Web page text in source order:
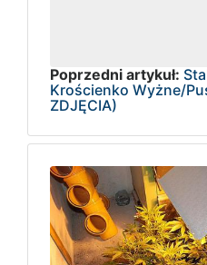
Poprzedni artykuł:
Krościenko Wyżne/
ZDJĘCIA)